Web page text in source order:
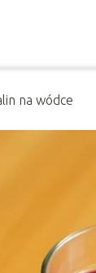
na wódce